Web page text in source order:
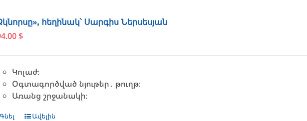
հեղինակ՝ Սարգիս Ներսեսյան
$
Կոլաժ։
Օգտագործված նյութեր․ թուղթ։
Առանց շրջանակի։
Գնել Ավելին